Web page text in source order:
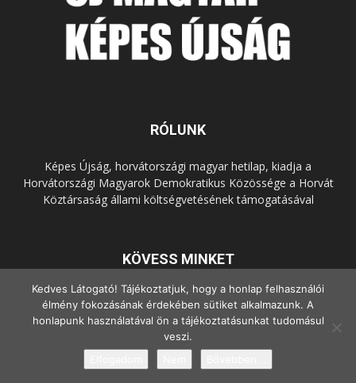
RÓLUNK
Képes Újság, horvátországi magyar hetilap, kiadja a
Horvátországi Magyarok Demokratikus Közössége a Horvát
Köztársaság állami költségvetésének támogatásával
KÖVESS MINKET
© Copyright - 2022 Minden jog fenntartva.
Kedves Látogató! Tájékoztatjuk, hogy a honlap felhasználói
élmény fokozásának érdekében sütiket alkalmazunk. A
honlapunk használatával ön a tájékoztatásunkat tudomásul
veszi.